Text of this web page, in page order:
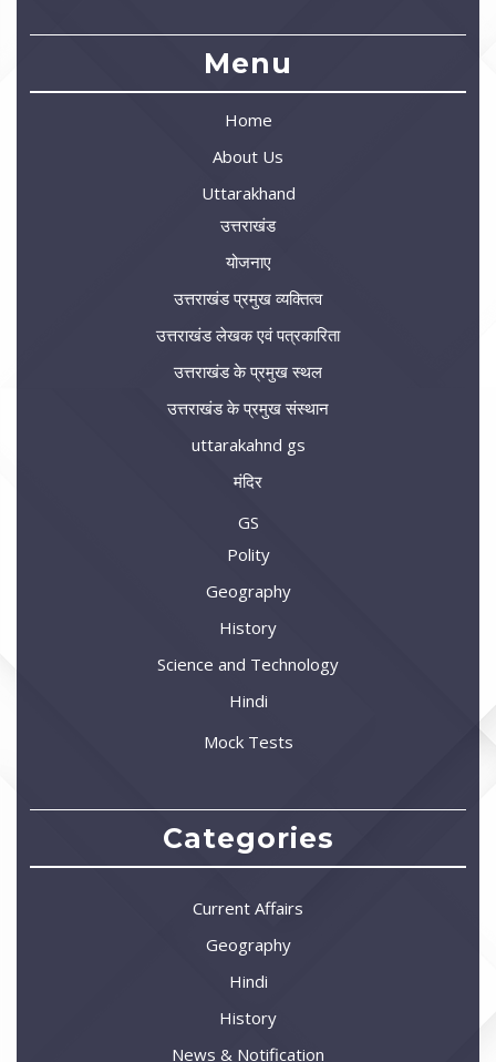
Menu
Home
About Us
Uttarakhand
उत्तराखंड
योजनाए
उत्तराखंड प्रमुख व्यक्तित्व
उत्तराखंड लेखक एवं पत्रकारिता
उत्तराखंड के प्रमुख स्थल
उत्तराखंड के प्रमुख संस्थान
uttarakahnd gs
मंदिर
GS
Polity
Geography
History
Science and Technology
Hindi
Mock Tests
Categories
Current Affairs
Geography
Hindi
History
News & Notification